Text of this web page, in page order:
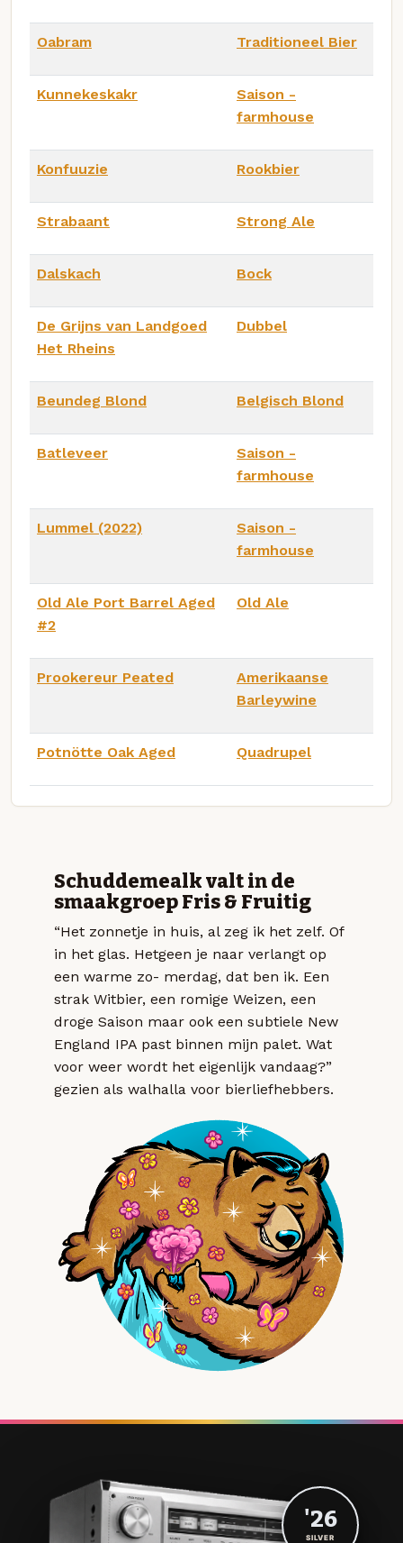
Oabram Traditioneel Bier
Kunnekeskakr
Saison -
farmhouse
Konfuuzie Rookbier
Strabaant Strong Ale
Dalskach Bock
De Grijns van Landgoed
Het Rheins
Dubbel
Beundeg Blond Belgisch Blond
Batleveer
Saison -
farmhouse
Lummel (2022)
Saison -
farmhouse
Old Ale Port Barrel Aged
#2
Old Ale
Prookereur Peated
Amerikaanse
Barleywine
Potnötte Oak Aged Quadrupel
Schuddemealk valt in de
smaakgroep Fris & Fruitig
“Het zonnetje in huis, al zeg ik het zelf. Of
in het glas. Hetgeen je naar verlangt op
een warme zo- merdag, dat ben ik. Een
strak Witbier, een romige Weizen, een
droge Saison maar ook een subtiele New
England IPA past binnen mijn palet. Wat
voor weer wordt het eigenlijk vandaag?”
gezien als walhalla voor bierliefhebbers.
'26
SILVER